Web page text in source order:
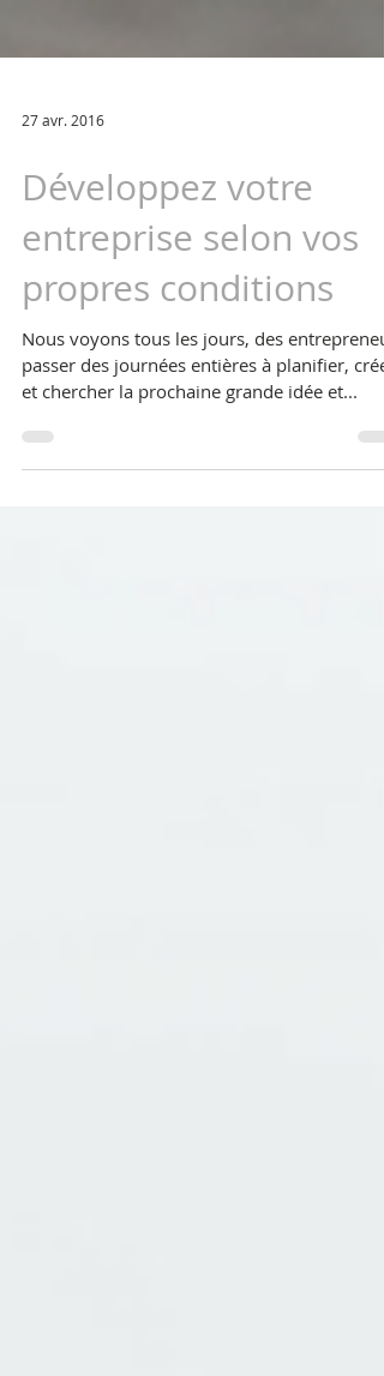
27 avr. 2016
Développez votre
entreprise selon vos
propres conditions
Nous voyons tous les jours, des
passer des journées entières à planifier, créer